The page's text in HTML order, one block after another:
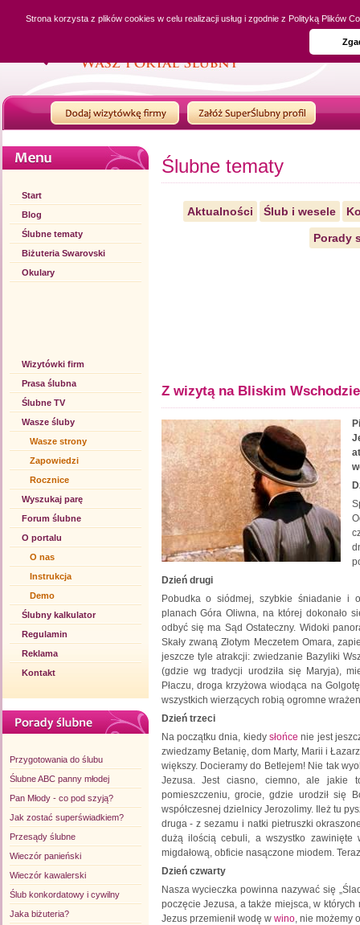
Start
Blog
Ślubne tematy
Biżuteria Swarovski
Okulary
Wizytówki firm
Prasa ślubna
Ślubne TV
Wasze śluby
Wasze strony
Zapowiedzi
Rocznice
Wyszukaj parę
Forum ślubne
O portalu
O nas
Instrukcja
Demo
Ślubny kalkulator
Regulamin
Reklama
Kontakt
Przygotowania do ślubu
Ślubne ABC panny młodej
Pan Młody - co pod szyją?
Jak zostać superświadkiem?
Przesądy ślubne
Wieczór panieński
Wieczór kawalerski
Ślub konkordatowy i cywilny
Jaka biżuteria?
Ślubne tematy
Aktualności Ślub i wesele
Porady
Z wizytą na Bliskim
Dzień drugi
Pobudka o siódmej, szybkie śniadanie i
planach Góra Oliwna, na której dokonało
odbyć się ma Sąd Ostateczny. Widoki
Skały zwaną Złotym Meczetem Omara,
jeszcze tyle atrakcji: zwiedzanie Bazyliki
(gdzie wg tradycji urodziła się Maryja),
Płaczu, droga krzyżowa wiodąca na
wszystkich wierzących robią ogromne
Dzień trzeci
Na początku dnia, kiedysłońce nie jest
zwiedzamy Betanię, dom Marty, Marii i
większy. Docieramy do Betlejem! Nie tak
Jezusa. Jest ciasno, ciemno, ale jakie
pomieszczeniu, grocie, gdzie urodził się
współczesnej dzielnicy Jerozolimy. Ileż tu
druga - z sezamu i natki pietruszki
dużą ilością cebuli, a wszystko zawinięte
migdałową, obficie nasączone miodem.
Dzień czwarty
Nasza wycieczka powinna nazywać się
poczęcie Jezusa, a także miejsca, w
Jezus przemienił wodę w wino, nie możemy
Strona korzysta z plików cookies w celu realizacji usług i zgodnie z Polityką Plików